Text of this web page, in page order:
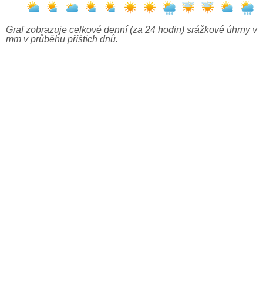
Graf zobrazuje celkové denní (za 24 hodin) srážkové úhrny v
mm v průběhu příštích dnů.